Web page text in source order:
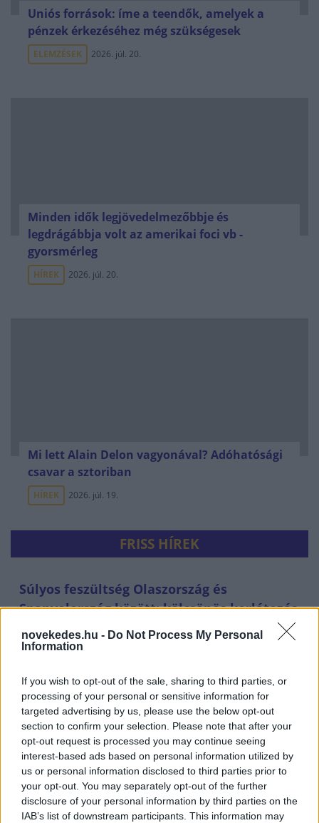
novekedes.hu - Do Not Process My Personal
Information
If you wish to opt-out of the sale, sharing to third parties, or
processing of your personal or sensitive information for
targeted advertising by us, please use the below opt-out
section to confirm your selection. Please note that after your
opt-out request is processed you may continue seeing
interest-based ads based on personal information utilized by
us or personal information disclosed to third parties prior to
your opt-out. You may separately opt-out of the further
disclosure of your personal information by third parties on the
IAB’s list of downstream participants. This information may
Uniós források: íme a teendők, amelyek a
pénzek érkezéséhez még szükségesek
ELEMZÉSEK 2026. júl. 20.
Minden idők legjövedelmezőbbje és
legdrágábbja volt az amerikai foci vb -
gyorsmérleg
HÍREK 2026. júl. 20.
Mi lett Alain Delon vagyonával? Adóhatósági
csavar a sztoriban
HÍREK 2026. júl. 19.
FRISS HÍREK
Súlyos feszültség Olaszország és
Spanyolország között: kölcsönös korlátozás
az egymás országából érkezőkre
HÍREK 39 perce